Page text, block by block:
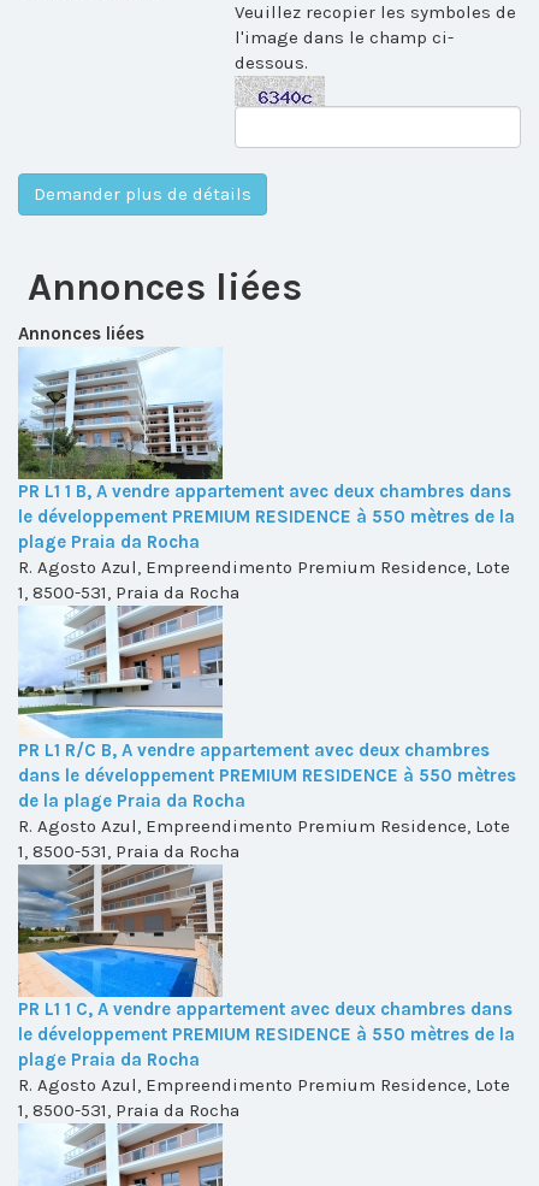
Veuillez recopier les symboles de
l'image dans le champ ci-
dessous.
Annonces liées
Annonces liées
PR L1 1 B, A vendre appartement avec deux chambres dans
le développement PREMIUM RESIDENCE à 550 mètres de la
plage Praia da Rocha
R. Agosto Azul, Empreendimento Premium Residence, Lote
1, 8500-531, Praia da Rocha
PR L1 R/C B, A vendre appartement avec deux chambres
dans le développement PREMIUM RESIDENCE à 550 mètres
de la plage Praia da Rocha
R. Agosto Azul, Empreendimento Premium Residence, Lote
1, 8500-531, Praia da Rocha
PR L1 1 C, A vendre appartement avec deux chambres dans
le développement PREMIUM RESIDENCE à 550 mètres de la
plage Praia da Rocha
R. Agosto Azul, Empreendimento Premium Residence, Lote
1, 8500-531, Praia da Rocha